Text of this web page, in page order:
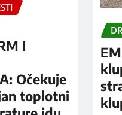
I
Očekuje
toplotni